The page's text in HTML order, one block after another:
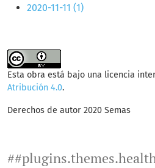
2020-11-11 (1)
Esta obra está bajo una licencia
Atribución 4.0.
Derechos de autor 2020 Semas